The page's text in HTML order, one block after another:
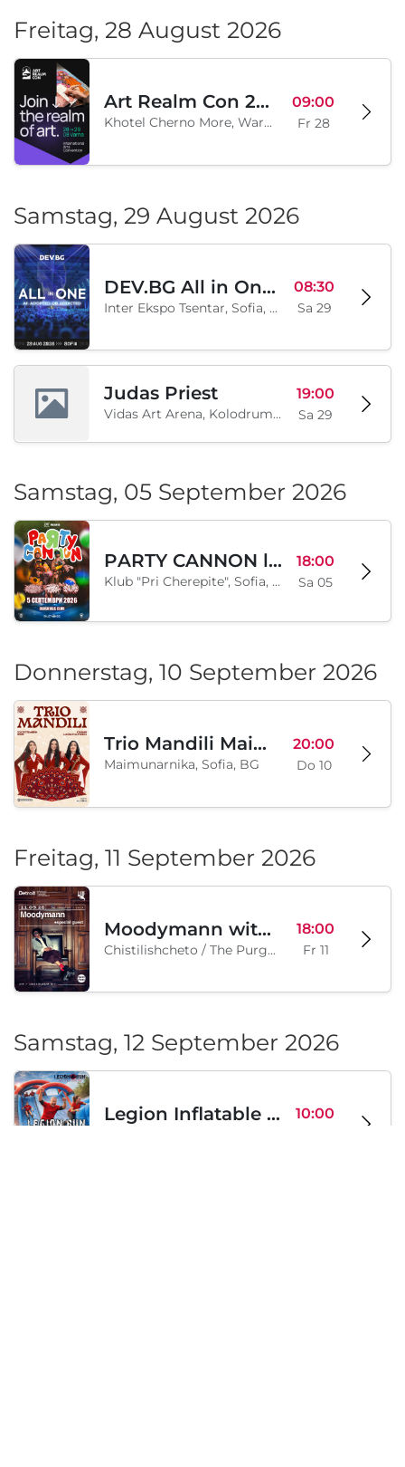
Freitag, 28 August 2026
Art Realm Con 2026
Khotel Cherno More, Warna, BG
09:00
Fr 28
Samstag, 29 August 2026
DEV.BG All in One 2026
Inter Ekspo Tsentar, Sofia, BG
08:30
Sa 29
Judas Priest
Vidas Art Arena, Kolodrum, Borisova gradina, Sofia, BG
19:00
Sa 29
Samstag, 05 September 2026
PARTY CANNON live in Sofia
Klub "Pri Cherepite", Sofia, BG
18:00
Sa 05
Donnerstag, 10 September 2026
Trio Mandili Maimunarnika- Sofia
Maimunarnika, Sofia, BG
20:00
Do 10
Freitag, 11 September 2026
Moodymann with special guests
Chistilishcheto / The Purgatory, Sofia, BG
18:00
Fr 11
Samstag, 12 September 2026
Legion Inflatable Family Run - Sofia 10:00